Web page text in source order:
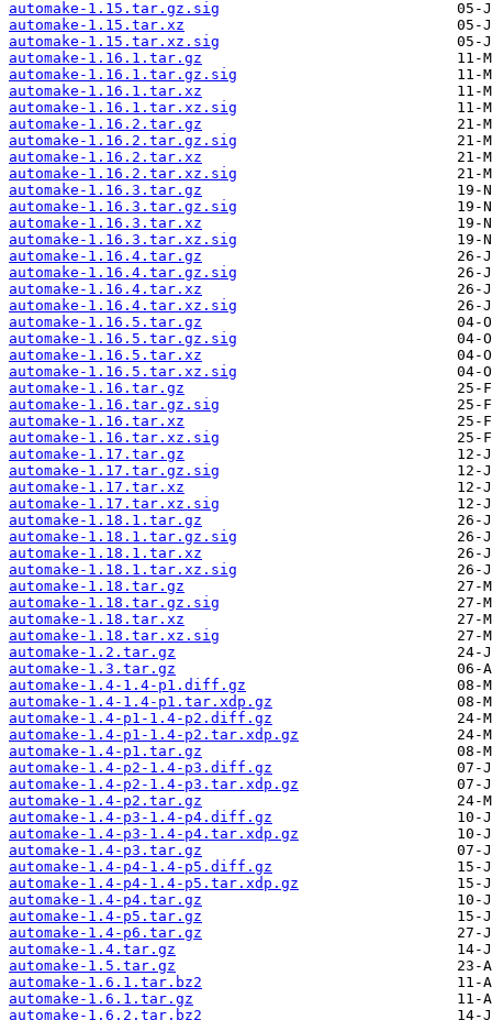
automake-1.15.tar.gz.sig
automake-1.15.tar.xz
automake-1.15.tar.xz.sig
automake-1.16.1.tar.gz
automake-1.16.1.tar.gz.sig
automake-1.16.1.tar.xz
automake-1.16.1.tar.xz.sig
automake-1.16.2.tar.gz
automake-1.16.2.tar.gz.sig
automake-1.16.2.tar.xz
automake-1.16.2.tar.xz.sig
automake-1.16.3.tar.gz
automake-1.16.3.tar.gz.sig
automake-1.16.3.tar.xz
automake-1.16.3.tar.xz.sig
automake-1.16.4.tar.gz
automake-1.16.4.tar.gz.sig
automake-1.16.4.tar.xz
automake-1.16.4.tar.xz.sig
automake-1.16.5.tar.gz
automake-1.16.5.tar.gz.sig
automake-1.16.5.tar.xz
automake-1.16.5.tar.xz.sig
automake-1.16.tar.gz
automake-1.16.tar.gz.sig
automake-1.16.tar.xz
automake-1.16.tar.xz.sig
automake-1.17.tar.gz
automake-1.17.tar.gz.sig
automake-1.17.tar.xz
automake-1.17.tar.xz.sig
automake-1.18.1.tar.gz
automake-1.18.1.tar.gz.sig
automake-1.18.1.tar.xz
automake-1.18.1.tar.xz.sig
automake-1.18.tar.gz
automake-1.18.tar.gz.sig
automake-1.18.tar.xz
automake-1.18.tar.xz.sig
automake-1.2.tar.gz
automake-1.3.tar.gz
automake-1.4-1.4-p1.diff.gz
automake-1.4-1.4-p1.tar.xdp.gz
automake-1.4-p1-1.4-p2.diff.gz
automake-1.4-p1-1.4-p2.tar.xdp.gz
automake-1.4-p1.tar.gz
automake-1.4-p2-1.4-p3.diff.gz
automake-1.4-p2-1.4-p3.tar.xdp.gz
automake-1.4-p2.tar.gz
automake-1.4-p3-1.4-p4.diff.gz
automake-1.4-p3-1.4-p4.tar.xdp.gz
automake-1.4-p3.tar.gz
automake-1.4-p4-1.4-p5.diff.gz
automake-1.4-p4-1.4-p5.tar.xdp.gz
automake-1.4-p4.tar.gz
automake-1.4-p5.tar.gz
automake-1.4-p6.tar.gz
automake-1.4.tar.gz
automake-1.5.tar.gz
automake-1.6.1.tar.bz2
automake-1.6.1.tar.gz
automake-1.6.2.tar.bz2